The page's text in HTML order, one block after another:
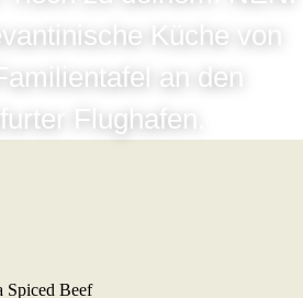
Küche von
an den
Flughafen.